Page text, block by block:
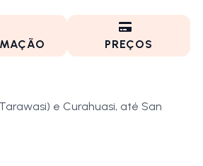
PREÇOS
e Curahuasi, até San